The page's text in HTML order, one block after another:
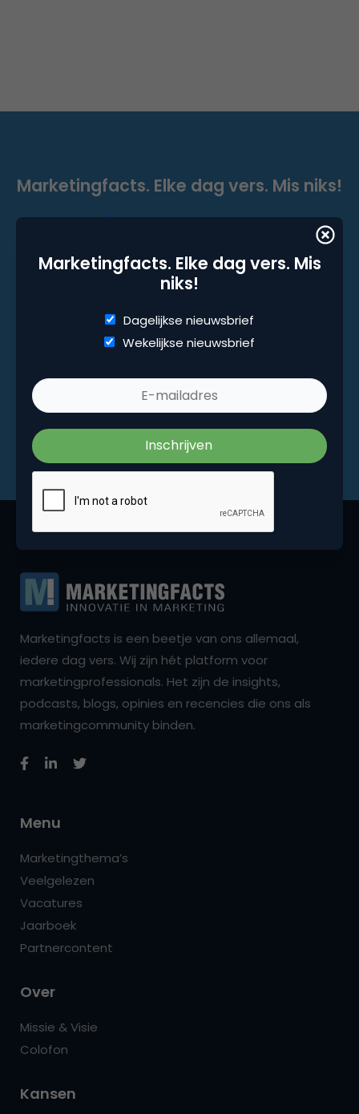
Marketingfacts. Elke dag vers. Mis
niks!
Dagelijkse nieuwsbrief
Wekelijkse nieuwsbrief
Marketingfacts. Elke dag vers. Mis niks!
Dagelijkse nieuwsbrief
Marketingfacts is een beetje van ons allemaal,
iedere dag vers. Wij zijn hét platform voor
marketingprofessionals. Het zijn de insights,
podcasts, blogs, opinies en recencies die ons als
marketingcommunity binden.
Menu
Marketingthema’s
Veelgelezen
Vacatures
Jaarboek
Partnercontent
Over
Missie & Visie
Colofon
Kansen